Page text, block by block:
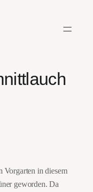
Vorgarten in diesem
geworden. Da